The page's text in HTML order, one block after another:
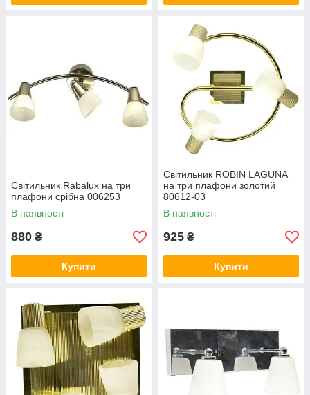
Світильник Rabalux на три
плафони срібна 006253
В наявності
880 ₴
Купити
Світильник ROBIN LAGUNA
на три плафони золотий
80612-03
В наявності
925 ₴
Купити